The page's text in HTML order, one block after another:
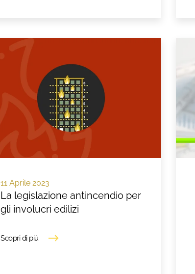
11 Aprile 2023
La legislazione antincendio per
gli involucri edilizi
Scopri di più